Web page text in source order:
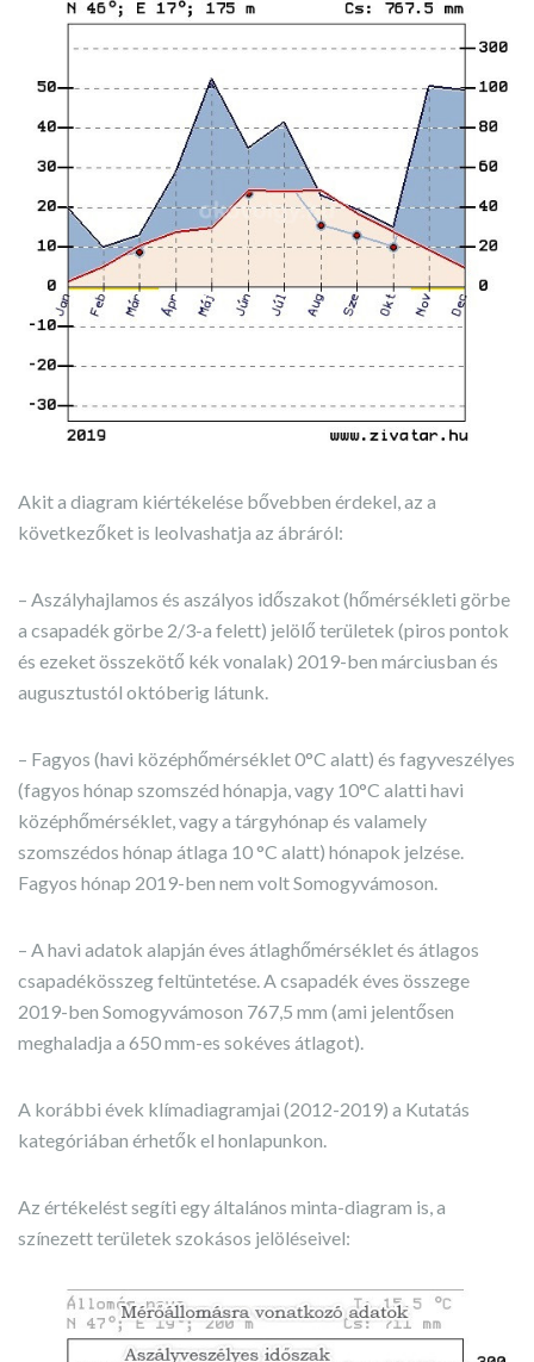
Akit a diagram kiértékelése bővebben érdekel, az a
következőket is leolvashatja az ábráról:
– Aszályhajlamos és aszályos időszakot (hőmérsékleti görbe
a csapadék görbe 2/3-a felett) jelölő területek (piros pontok
és ezeket összekötő kék vonalak) 2019-ben márciusban és
augusztustól októberig látunk.
– Fagyos (havi középhőmérséklet 0°C alatt) és fagyveszélyes
(fagyos hónap szomszéd hónapja, vagy 10°C alatti havi
középhőmérséklet, vagy a tárgyhónap és valamely
szomszédos hónap átlaga 10 °C alatt) hónapok jelzése.
Fagyos hónap 2019-ben nem volt Somogyvámoson.
– A havi adatok alapján éves átlaghőmérséklet és átlagos
csapadékösszeg feltüntetése. A csapadék éves összege
2019-ben Somogyvámoson 767,5 mm (ami jelentősen
meghaladja a 650 mm-es sokéves átlagot).
A korábbi évek klímadiagramjai (2012-2019) a Kutatás
kategóriában érhetők el honlapunkon.
Az értékelést segíti egy általános minta-diagram is, a
színezett területek szokásos jelöléseivel: